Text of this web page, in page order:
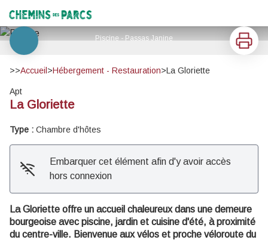
Chemins des Parcs
Piscine - Passas Janine
Voir l'image en plein écran
Imprimer
>>Accueil >Hébergement - Restauration>La Gloriette
Apt
La Gloriette
Type : Chambre d'hôtes
Embarquer cet élément afin d'y avoir accès
hors connexion
La Gloriette offre un accueil chaleureux dans une demeure
bourgeoise avec piscine, jardin et cuisine d'été, à proximité
du centre-ville. Bienvenue aux vélos et proche véloroute du